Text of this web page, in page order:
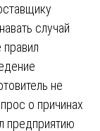
случай
не
о причинах
предприятию